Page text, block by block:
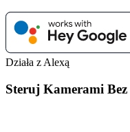
Działa z Alexą
Steruj Kamerami